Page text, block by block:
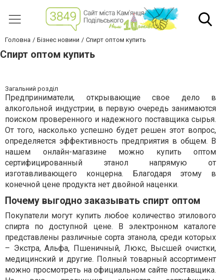
Головна Бізнес новини Спирт оптом купить
Спирт оптом купить
Загальний розділ
Предприниматели, открывающие свое дело в
алкогольной индустрии, в первую очередь занимаются
поиском проверенного и надежного поставщика сырья.
От того, насколько успешно будет решен этот вопрос,
определяется эффективность предприятия в общем. В
нашем онлайн-магазине можно купить оптом
сертифицированный этанол напрямую от
изготавливающего концерна. Благодаря этому в
конечной цене продукта нет двойной наценки.
Почему выгодно заказывать спирт оптом
Покупатели могут купить любое количество этилового
спирта по доступной цене. В электронном каталоге
представлены различные сорта этанола, среди которых
– Экстра, Альфа, Пшеничный, Люкс, Высшей очистки,
медицинский и другие. Полный товарный ассортимент
можно просмотреть на официальном сайте поставщика.